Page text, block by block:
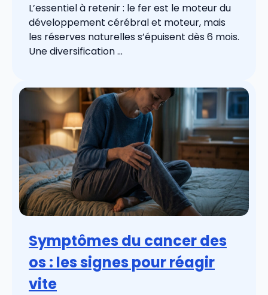
L’essentiel à retenir : le fer est le moteur du
développement cérébral et moteur, mais
les réserves naturelles s’épuisent dès 6 mois.
Une diversification ...
Symptômes du cancer des
os : les signes pour réagir
vite